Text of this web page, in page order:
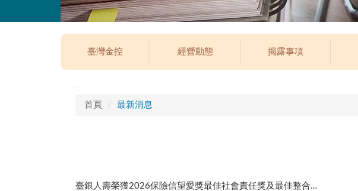
臺灣金控 經營動態 揭露事項
首頁 最新消息
臺銀人壽榮獲2026保險信望愛獎最佳社會責任獎及最佳整合傳播獎 以行動實踐社會責任，用關懷陪伴每一個需要支持的族群